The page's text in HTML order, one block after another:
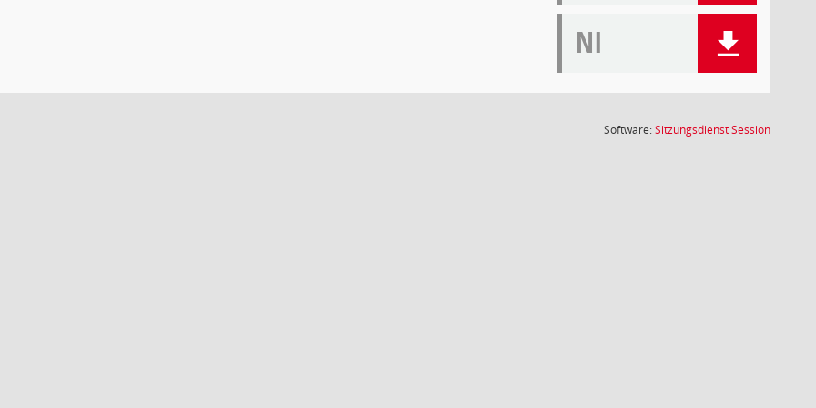
NI
Software:SitzungsdienstSession(Wird in